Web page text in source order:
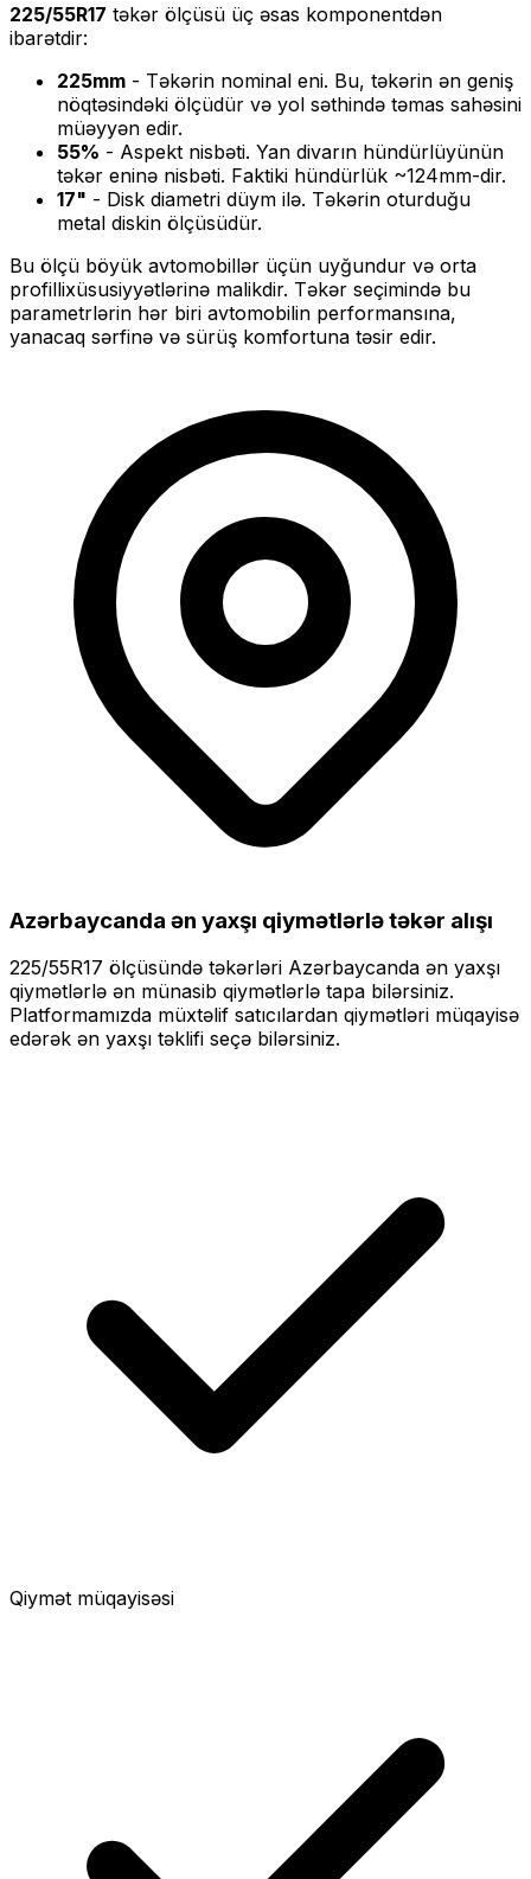
225/55R17 təkər ölçüsü üç əsas komponentdən
ibarətdir:
225mm - Təkərin nominal eni. Bu, təkərin ən geniş
nöqtəsindəki ölçüdür və yol səthində təmas sahəsini
müəyyən edir.
55% - Aspekt nisbəti. Yan divarın hündürlüyünün
təkər eninə nisbəti. Faktiki hündürlük ~124mm-dir.
17" - Disk diametri düym ilə. Təkərin oturduğu
metal diskin ölçüsüdür.
Bu ölçü böyük avtomobillər üçün uyğundur və orta
profillixüsusiyyətlərinə malikdir. Təkər seçimində bu
parametrlərin hər biri avtomobilin performansına,
yanacaq sərfinə və sürüş komfortuna təsir edir.
Azərbaycanda ən yaxşı qiymətlərlətəkər alışı
225/55R17 ölçüsündə təkərləri Azərbaycanda ən yaxşı
qiymətlərlə ən münasib qiymətlərlə tapa bilərsiniz.
Platformamızda müxtəlif satıcılardan qiymətləri müqayisə
edərək ən yaxşı təklifi seçə bilərsiniz.
Qiymət müqayisəsi